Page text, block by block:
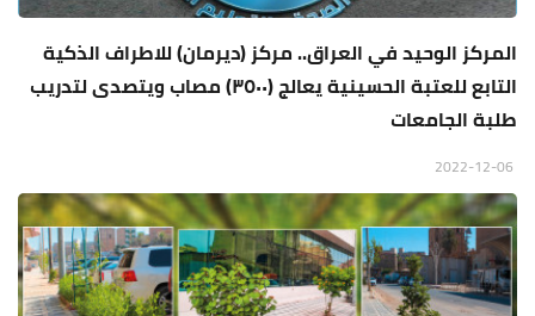
المركز الوحيد في العراق.. مركز (ديرمان) للاطراف الذكية
التابع للعتبة الحسينية يعالج (٣٥٠٠) مصاب ويتصدى لتدريب
طلبة الجامعات